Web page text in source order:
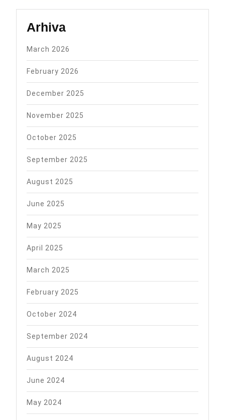
Arhiva
March 2026
February 2026
December 2025
November 2025
October 2025
September 2025
August 2025
June 2025
May 2025
April 2025
March 2025
February 2025
October 2024
September 2024
August 2024
June 2024
May 2024